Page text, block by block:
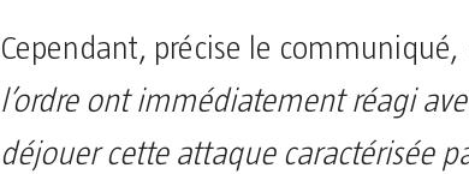
Cependant, précise le communiqué,
l’ordre ont immédiatement réagi
déjouer cette attaque caractérisée